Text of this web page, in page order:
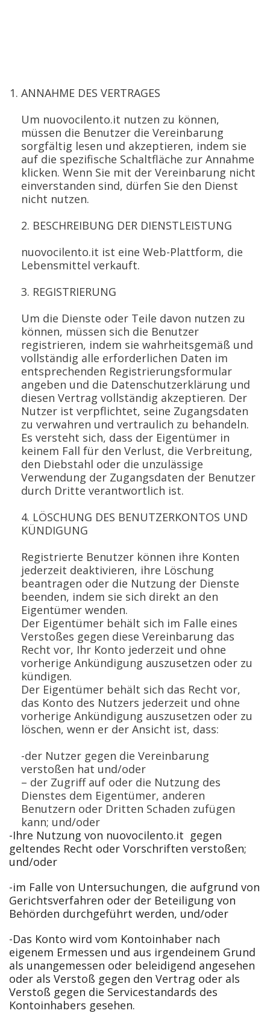
ANNAHME DES VERTRAGES
Um nuovocilento.it nutzen zu können,
müssen die Benutzer die Vereinbarung
sorgfältig lesen und akzeptieren, indem sie
auf die spezifische Schaltfläche zur Annahme
klicken. Wenn Sie mit der Vereinbarung nicht
einverstanden sind, dürfen Sie den Dienst
nicht nutzen.
2. BESCHREIBUNG DER DIENSTLEISTUNG
nuovocilento.it ist eine Web-Plattform, die
Lebensmittel verkauft.
3. REGISTRIERUNG
Um die Dienste oder Teile davon nutzen zu
können, müssen sich die Benutzer
registrieren, indem sie wahrheitsgemäß und
vollständig alle erforderlichen Daten im
entsprechenden Registrierungsformular
angeben und die Datenschutzerklärung und
diesen Vertrag vollständig akzeptieren. Der
Nutzer ist verpflichtet, seine Zugangsdaten
zu verwahren und vertraulich zu behandeln.
Es versteht sich, dass der Eigentümer in
keinem Fall für den Verlust, die Verbreitung,
den Diebstahl oder die unzulässige
Verwendung der Zugangsdaten der Benutzer
durch Dritte verantwortlich ist.
4. LÖSCHUNG DES BENUTZERKONTOS UND
KÜNDIGUNG
Registrierte Benutzer können ihre Konten
jederzeit deaktivieren, ihre Löschung
beantragen oder die Nutzung der Dienste
beenden, indem sie sich direkt an den
Eigentümer wenden.
Der Eigentümer behält sich im Falle eines
Verstoßes gegen diese Vereinbarung das
Recht vor, Ihr Konto jederzeit und ohne
vorherige Ankündigung auszusetzen oder zu
kündigen.
Der Eigentümer behält sich das Recht vor,
das Konto des Nutzers jederzeit und ohne
vorherige Ankündigung auszusetzen oder zu
löschen, wenn er der Ansicht ist, dass:
-der Nutzer gegen die Vereinbarung
verstoßen hat und/oder
– der Zugriff auf oder die Nutzung des
Dienstes dem Eigentümer, anderen
Benutzern oder Dritten Schaden zufügen
kann; und/oder
-Ihre Nutzung von nuovocilento.it gegen
geltendes Recht oder Vorschriften verstoßen;
und/oder
-im Falle von Untersuchungen, die aufgrund von
Gerichtsverfahren oder der Beteiligung von
Behörden durchgeführt werden, und/oder
-Das Konto wird vom Kontoinhaber nach
eigenem Ermessen und aus irgendeinem Grund
als unangemessen oder beleidigend angesehen
oder als Verstoß gegen den Vertrag oder als
Verstoß gegen die Servicestandards des
Kontoinhabers gesehen.